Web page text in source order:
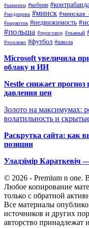
#каменец #кобрин
#медицина #минск
#наркотик #недвижимость
#польша #приговор #пьяный
#топливо #футбол #школа
Microsoft увеличила
облаку и ИИ
Nestle снижает
давления цен
Золото на максимумах:
волатильность и
Раскрутка сайта: как
позиции
Уладзімір
© 2026 - Premium n one.
Любое копирование
только с обратной
Все материалы
источников и других
авторство принадлежат